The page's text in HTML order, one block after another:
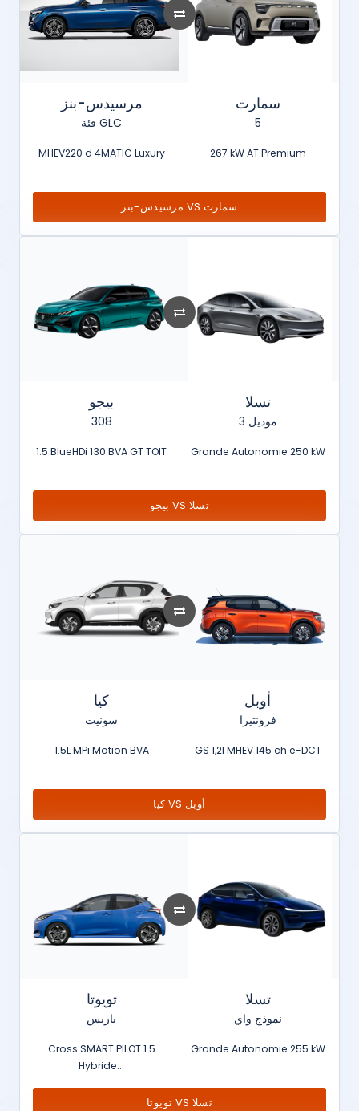
مرسيدس-بنز
فئة GLC
MHEV220 d 4MATIC Luxury
سمارت
5
267 kW AT Premium
مرسيدس-بنز VS سمارت
بيجو
308
1.5 BlueHDi 130 BVA GT TOIT
تسلا
موديل 3
Grande Autonomie 250 kW
بيجو VS تسلا
كيا
سونيت
1.5L MPi Motion BVA
أوبل
فرونتيرا
GS 1,2l MHEV 145 ch e-DCT
كيا VS أوبل
تويوتا
ياريس
Cross SMART PILOT 1.5
Hybride...
تسلا
نموذج واي
Grande Autonomie 255 kW
تويوتا VS تسلا